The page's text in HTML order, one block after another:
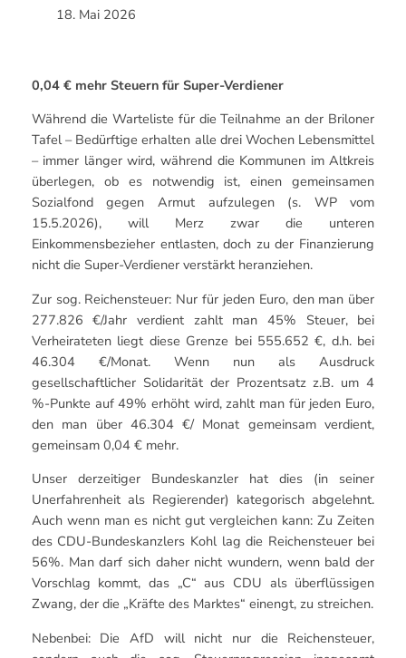
18. Mai 2026
0,04 € mehr Steuern für Super-Verdiener
Während die Warteliste für die Teilnahme an der Briloner
Tafel – Bedürftige erhalten alle drei Wochen Lebensmittel
– immer länger wird, während die Kommunen im Altkreis
überlegen, ob es notwendig ist, einen gemeinsamen
Sozialfond gegen Armut aufzulegen (s. WP vom
15.5.2026), will Merz zwar die unteren
Einkommensbezieher entlasten, doch zu der Finanzierung
nicht die Super-Verdiener verstärkt heranziehen.
Zur sog. Reichensteuer: Nur für jeden Euro, den man über
277.826 €/Jahr verdient zahlt man 45% Steuer, bei
Verheirateten liegt diese Grenze bei 555.652 €, d.h. bei
46.304 €/Monat. Wenn nun als Ausdruck
gesellschaftlicher Solidarität der Prozentsatz z.B. um 4
%-Punkte auf 49% erhöht wird, zahlt man für jeden Euro,
den man über 46.304 €/ Monat gemeinsam verdient,
gemeinsam 0,04 € mehr.
Unser derzeitiger Bundeskanzler hat dies (in seiner
Unerfahrenheit als Regierender) kategorisch abgelehnt.
Auch wenn man es nicht gut vergleichen kann: Zu Zeiten
des CDU-Bundeskanzlers Kohl lag die Reichensteuer bei
56%. Man darf sich daher nicht wundern, wenn bald der
Vorschlag kommt, das „C“ aus CDU als überflüssigen
Zwang, der die „Kräfte des Marktes“ einengt, zu streichen.
Nebenbei: Die AfD will nicht nur die Reichensteuer,